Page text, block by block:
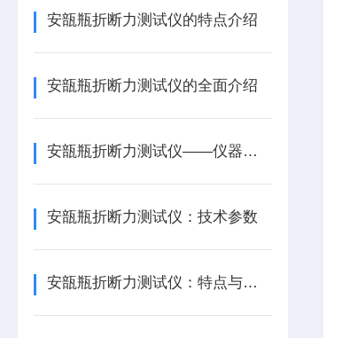
安瓿瓶折断力测试仪的特点介绍
安瓿瓶折断力测试仪的全面介绍
安瓿瓶折断力测试仪——仪器百科
安瓿瓶折断力测试仪：技术参数
安瓿瓶折断力测试仪：特点与技术参数